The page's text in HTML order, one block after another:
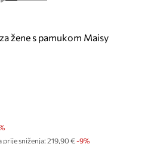
žene s pamukom Maisy
prije sniženja: 219,90 € -9%